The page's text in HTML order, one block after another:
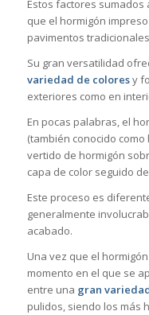
Estos factores sumados
que el hormigón
pavimentos
Su gran versatilidad
variedad de coloresy
exteriores como en
En pocas palabras, el
(también conocido
vertido de hormigón
capa de color seguido
Este proceso es
generalmente
acabado.
Una vez que el
momento en el que se
entre una gran
pulidos, siendo los más